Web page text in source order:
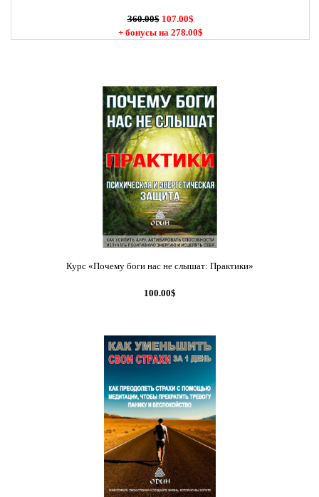
360.00$ 107.00$
+ бонусы на 278.00$
Курс «Почему боги нас не слышат: Практики»
100.00$